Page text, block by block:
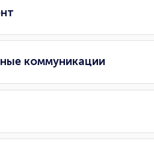
коммуникации